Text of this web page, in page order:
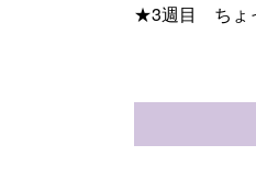
★3週目 ちょ